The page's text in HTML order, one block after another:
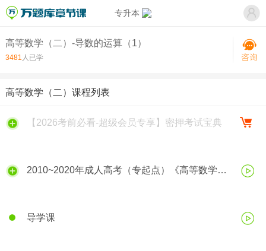
专升本
高等数学（二）-导数的运算（1）
3481 人已学
高等数学（二）课程列表
【2026考前必看-超级会员专享】密押考试宝典
2010~2020年成人高考（专起点）《高等数学
导学课